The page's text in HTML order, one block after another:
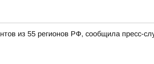
из 55 регионов РФ, сообщила пресс-